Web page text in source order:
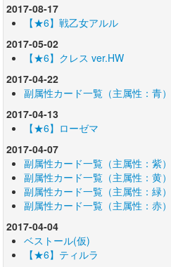
2017-08-17
【★6】戦乙女アルル
2017-05-02
【★6】クレス ver.HW
2017-04-22
副属性カード一覧（主属性：青）
2017-04-13
【★6】ローゼマ
2017-04-07
副属性カード一覧（主属性：紫）
副属性カード一覧（主属性：黄）
副属性カード一覧（主属性：緑）
副属性カード一覧（主属性：赤）
2017-04-04
ベストール(仮)
【★6】ティルラ